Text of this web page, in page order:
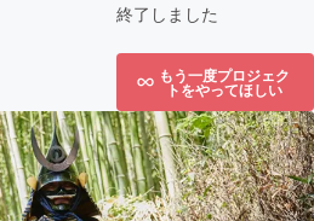
終了しました
もう一度プロジェク
トをやってほしい